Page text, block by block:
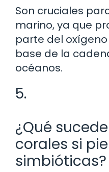
Son cruciales
marino, ya que
parte del oxígeno
base de la
océanos.
5.
¿Qué
corales si
simbióticas?